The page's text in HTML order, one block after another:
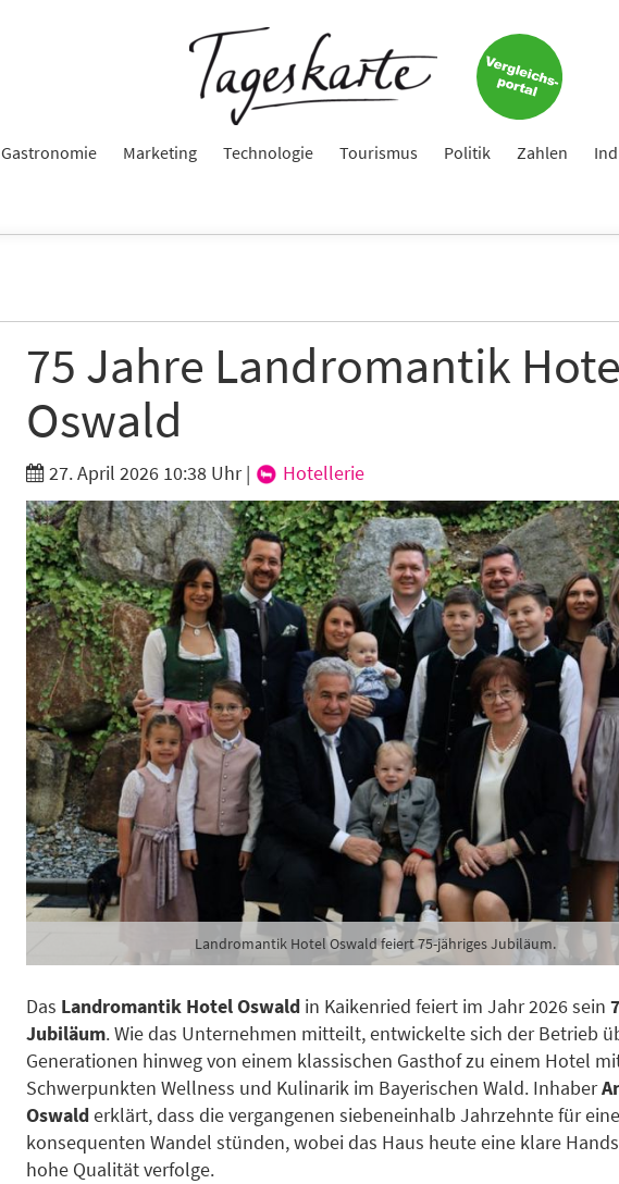
Gastronomie Marketing Technologie Tourismus Politik Zahlen
75 Jahre Landromantik
Oswald
27. April 2026 10:38 Uhr| Hotellerie
Landromantik Hotel Oswald feiert 75-jähriges Jubiläum.
Das Landromantik Hotel Oswald in Kaikenried feiert im Jahr 2026 sein
Jubiläum. Wie das Unternehmen mitteilt, entwickelte sich der Betrieb
Generationen hinweg von einem klassischen Gasthof zu einem Hotel
Schwerpunkten Wellness und Kulinarik im Bayerischen Wald. Inhaber
Oswalderklärt, dass die vergangenen siebeneinhalb Jahrzehnte für
konsequenten Wandel stünden, wobei das Haus heute eine klare
hohe Qualität verfolge.